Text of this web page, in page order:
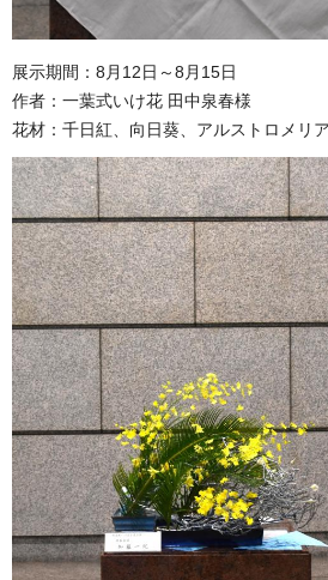
展示期間：8月12日～8月15日
作者：一葉式いけ花 田中泉春様
花材：千日紅、向日葵、アルストロメリ